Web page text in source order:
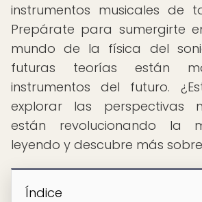
instrumentos musicales de
Prepárate para sumergirte
mundo de la física del
futuras teorías están
instrumentos del futuro.
explorar las perspectivas
están revolucionando la
leyendo y descubre más
Índice